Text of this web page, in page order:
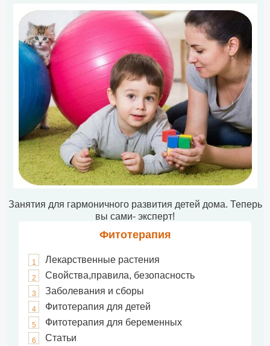
Занятия для гармоничного развития детей дома. Теперь
вы сами- эксперт!
Фитотерапия
1 Лекарственные растения
2 Свойства,правила, безопасность
3 Заболевания и сборы
4 Фитотерапия для детей
5 Фитотерапия для беременных
6 Статьи